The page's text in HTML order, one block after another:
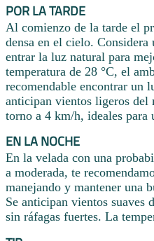
POR LA TARDE
Al comienzo de la tarde el
densa en el cielo.
entrar la luz natural para
temperatura de 28 °C, el
recomendable encontrar un
anticipan vientos ligeros del
torno a 4 km/h, ideales para
EN LA NOCHE
En la velada con una
a moderada, te
manejando y mantener una
Se anticipan vientos suaves
sin ráfagas fuertes. La